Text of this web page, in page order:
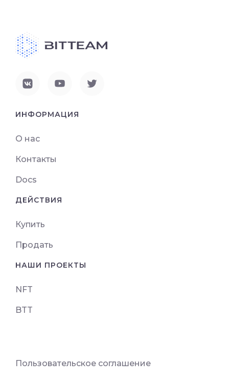
ИНФОРМАЦИЯ
О нас
Контакты
Docs
ДЕЙСТВИЯ
Купить
Продать
НАШИ ПРОЕКТЫ
NFT
BTT
Пользовательское соглашение